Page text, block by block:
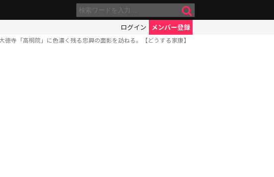
ログイン メンバー登録
寺「高桐院」に色濃く残る忠興の面影を訪ねる。【どうする家康】